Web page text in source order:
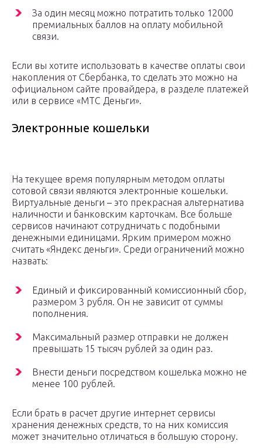
За один месяц можно потратить только 12000
премиальных баллов на оплату мобильной
связи.
Если вы хотите использовать в качестве оплаты свои
накопления от Сбербанка, то сделать это можно на
официальном сайте провайдера, в разделе платежей
или в сервисе «МТС Деньги».
Электронные кошельки
На текущее время популярным методом оплаты
сотовой связи являются электронные кошельки.
Виртуальные деньги – это прекрасная альтернатива
наличности и банковским карточкам. Все больше
сервисов начинают сотрудничать с подобными
денежными единицами. Ярким примером можно
считать «Яндекс деньги». Среди ограничений можно
назвать:
Единый и фиксированный комиссионный сбор,
размером 3 рубля. Он не зависит от суммы
пополнения.
Максимальный размер отправки не должен
превышать 15 тысяч рублей за один раз.
Внести деньги посредством кошелька можно не
менее 100 рублей.
Если брать в расчет другие интернет сервисы
хранения денежных средств, то на них комиссия
может значительно отличаться в большую сторону.